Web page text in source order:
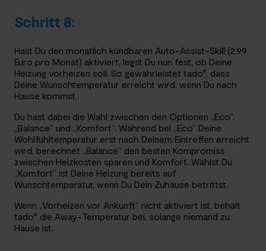
Schritt 8:
Hast Du den monatlich kündbaren Auto-Assist-Skill (2,99
Euro pro Monat) aktiviert, legst Du nun fest, ob Deine
Heizung vorheizen soll. So gewährleistet tado°, dass
Deine Wunschtemperatur erreicht wird, wenn Du nach
Hause kommst.
Du hast dabei die Wahl zwischen den Optionen „Eco“,
„Balance“ und „Komfort“. Während bei „Eco“ Deine
Wohlfühltemperatur erst nach Deinem Eintreffen erreicht
wird, berechnet „Balance“ den besten Kompromiss
zwischen Heizkosten sparen und Komfort. Wählst Du
„Komfort“ ist Deine Heizung bereits auf
Wunschtemperatur, wenn Du Dein Zuhause betrittst.
Wenn „Vorheizen vor Ankunft“ nicht aktiviert ist, behält
tado° die Away-Temperatur bei, solange niemand zu
Hause ist.